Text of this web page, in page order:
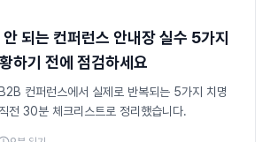
되는 컨퍼런스 안내장 실수 5가지
하기 전에 점검하세요
컨퍼런스에서 실제로 반복되는 5가지 치명
전 30분 체크리스트로 정리했습니다.